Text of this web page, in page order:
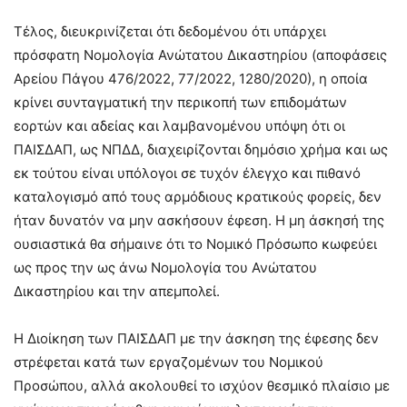
Τέλος, διευκρινίζεται ότι δεδομένου ότι υπάρχει
πρόσφατη Νομολογία Ανώτατου Δικαστηρίου (αποφάσεις
Αρείου Πάγου 476/2022, 77/2022, 1280/2020), η οποία
κρίνει συνταγματική την περικοπή των επιδομάτων
εορτών και αδείας και λαμβανομένου υπόψη ότι οι
ΠΑΙΣΔΑΠ, ως ΝΠΔΔ, διαχειρίζονται δημόσιο χρήμα και ως
εκ τούτου είναι υπόλογοι σε τυχόν έλεγχο και πιθανό
καταλογισμό από τους αρμόδιους κρατικούς φορείς, δεν
ήταν δυνατόν να μην ασκήσουν έφεση. Η μη άσκησή της
ουσιαστικά θα σήμαινε ότι το Νομικό Πρόσωπο κωφεύει
ως προς την ως άνω Νομολογία του Ανώτατου
Δικαστηρίου και την απεμπολεί.
Η Διοίκηση των ΠΑΙΣΔΑΠ με την άσκηση της έφεσης δεν
στρέφεται κατά των εργαζομένων του Νομικού
Προσώπου, αλλά ακολουθεί το ισχύον θεσμικό πλαίσιο με